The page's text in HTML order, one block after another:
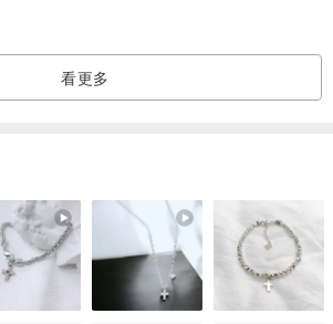
看更多